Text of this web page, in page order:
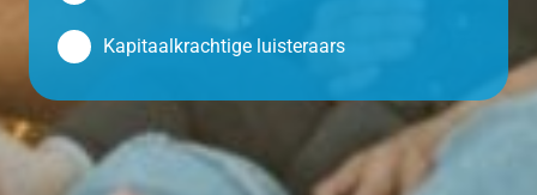
Kapitaalkrachtige luisteraars